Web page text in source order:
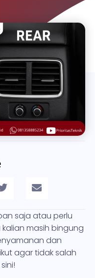
saja atau perlu
masih bingung
dan
agar tidak salah